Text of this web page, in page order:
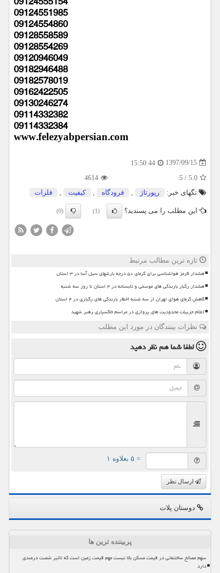
09124551985
09124554860
09128558589
09128554269
09120946049
09182946488
09182578019
09162422505
09130246274
09114332382
09114332384
www.felezyabpersian.com
1397/09/15
15:50:44
5.0
/
5
4614
تگهای خبر:
رپورتاژ فرودگاه كیفیت فلزات
این مطلب را می پسندید؟ (1)
(0)
تازه ترین مطالب مرتبط
هشدار قرمز هواشناسی برای گرمای ۵۰ درجه بارشهای سیل آسا در ۳ استان
هشدار رگبار بارندگی های موسمی و تابستانه در ۴ استان تا روز سه شنبه
کاهش گرمای هوای تهران از سه شنبه اخطار بارندگی های رگباری در ۴ استان
اعلام جزییات محدودیت های پروازی در مراسم خاکسپاری رهبر شهید
نظرات بینندگان در مورد این مطلب
لطفا شما همنظر دهید
= ۵ بعلاوه ۱
ارسال نظر
دوستان پلات
پربیننده ترین ها
سهم مصالح ساختمانی در قیمت مسکن بالا نیست مهم قیمت زمین است که تاثیر شصت درصدی
دارد